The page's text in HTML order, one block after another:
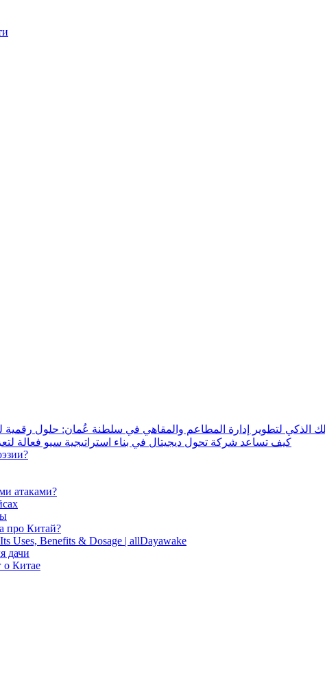
الذكي لتطوير إدارة المطاعم والمقاهي في سلطنة عُمان: حلول رقمية
كيف تساعد شركة تحول ديجيتال في بناء استراتيجية سيو فعالة
атаками?
про Китай?
Uses, Benefits & Dosage | allDayawake
дачи
о Китае